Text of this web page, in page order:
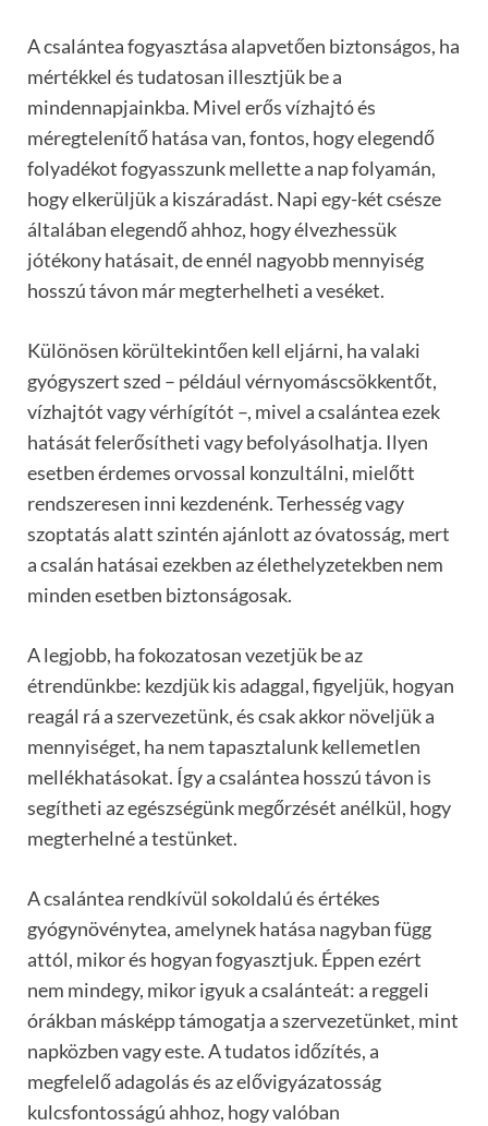
A csalántea fogyasztása alapvetően biztonságos, ha
mértékkel és tudatosan illesztjük be a
mindennapjainkba. Mivel erős vízhajtó és
méregtelenítő hatása van, fontos, hogy elegendő
folyadékot fogyasszunk mellette a nap folyamán,
hogy elkerüljük a kiszáradást. Napi egy-két csésze
általában elegendő ahhoz, hogy élvezhessük
jótékony hatásait, de ennél nagyobb mennyiség
hosszú távon már megterhelheti a veséket.
Különösen körültekintően kell eljárni, ha valaki
gyógyszert szed – például vérnyomáscsökkentőt,
vízhajtót vagy vérhígítót –, mivel a csalántea ezek
hatását felerősítheti vagy befolyásolhatja. Ilyen
esetben érdemes orvossal konzultálni, mielőtt
rendszeresen inni kezdenénk. Terhesség vagy
szoptatás alatt szintén ajánlott az óvatosság, mert
a csalán hatásai ezekben az élethelyzetekben nem
minden esetben biztonságosak.
A legjobb, ha fokozatosan vezetjük be az
étrendünkbe: kezdjük kis adaggal, figyeljük, hogyan
reagál rá a szervezetünk, és csak akkor növeljük a
mennyiséget, ha nem tapasztalunk kellemetlen
mellékhatásokat. Így a csalántea hosszú távon is
segítheti az egészségünk megőrzését anélkül, hogy
megterhelné a testünket.
A csalántea rendkívül sokoldalú és értékes
gyógynövénytea, amelynek hatása nagyban függ
attól, mikor és hogyan fogyasztjuk. Éppen ezért
nem mindegy, mikor igyuk a csalánteát: a reggeli
órákban másképp támogatja a szervezetünket, mint
napközben vagy este. A tudatos időzítés, a
megfelelő adagolás és az elővigyázatosság
kulcsfontosságú ahhoz, hogy valóban